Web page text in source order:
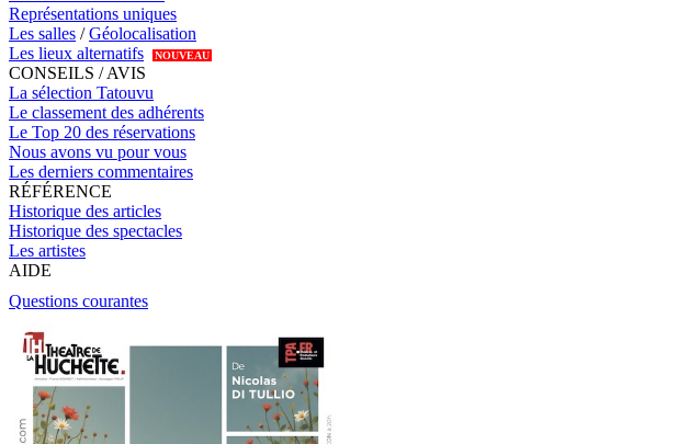
Représentations uniques
Les salles /Géolocalisation
Les lieux alternatifs
NOUVEAU
CONSEILS / AVIS
La sélection Tatouvu
Le classement des adhérents
Le Top 20 des réservations
Nous avons vu pour vous
Les derniers commentaires
RÉFÉRENCE
Historique des articles
Historique des spectacles
Les artistes
AIDE
Questions courantes